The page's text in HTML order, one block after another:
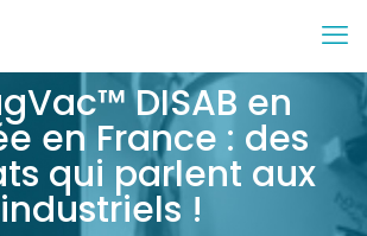
DISAB en
en France : des
qui parlent aux
industriels !